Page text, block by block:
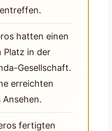
hatten einen
Platz in der
Gesellschaft.
erreichten
Ansehen.
fertigten